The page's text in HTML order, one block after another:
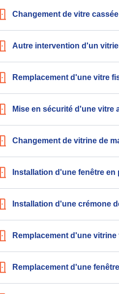
Changement de vitre
Autre intervention d'un
Remplacement d'une vitre
Mise en sécurité d'une vitre
Changement de vitrine de
Installation d'une fenêtre en
Installation d'une crémone
Remplacement d'une vitrine
Remplacement d'une